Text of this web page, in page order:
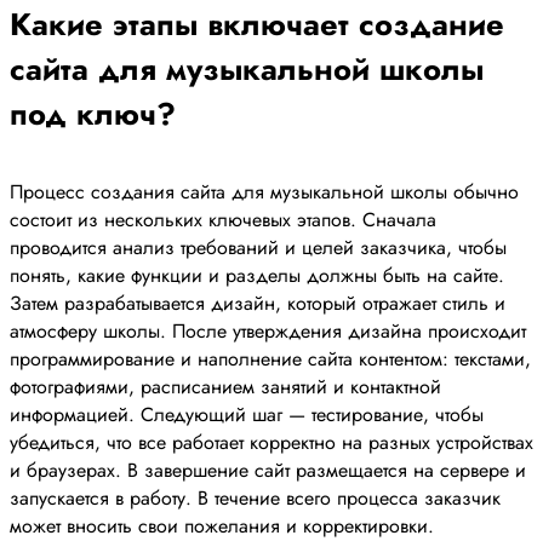
Какие этапы включает создание
сайта для музыкальной школы
под ключ?
Процесс создания сайта для музыкальной школы обычно
состоит из нескольких ключевых этапов. Сначала
проводится анализ требований и целей заказчика, чтобы
понять, какие функции и разделы должны быть на сайте.
Затем разрабатывается дизайн, который отражает стиль и
атмосферу школы. После утверждения дизайна происходит
программирование и наполнение сайта контентом: текстами,
фотографиями, расписанием занятий и контактной
информацией. Следующий шаг — тестирование, чтобы
убедиться, что все работает корректно на разных устройствах
и браузерах. В завершение сайт размещается на сервере и
запускается в работу. В течение всего процесса заказчик
может вносить свои пожелания и корректировки.